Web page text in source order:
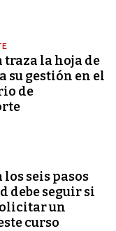
traza la hoja de
su gestión en el
de
los seis pasos
debe seguir si
un
curso